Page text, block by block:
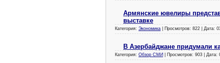
Армянские ювелиры
выставке
Категория: Экономика | Просмотров: 822 | Дата:
В Азербайджане придумали
Категория: Обзор СМИ | Просмотров: 903 | Дата: